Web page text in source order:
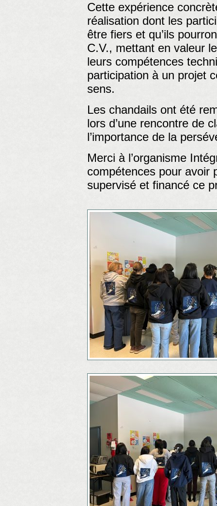
Cette expérience
réalisation dont les
être fiers et qu’ils
C.V., mettant en valeur
leurs compétences
participation à un projet
sens.
Les chandails ont été
lors d’une rencontre de
l’importance de la
Merci à l’organisme
compétences pour avoir
supervisé et financé ce